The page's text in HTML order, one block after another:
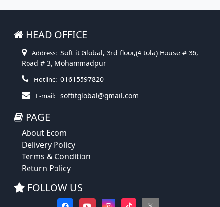
HEAD OFFICE
Address: Soft it Global, 3rd floor,(4 tola) House # 36,
Road # 3, Mohammadpur
Hotline: 01615597820
E-mail: softitglobal@gmail.com
PAGE
About Ecom
Delivery Policy
Terms & Condition
Return Policy
FOLLOW US